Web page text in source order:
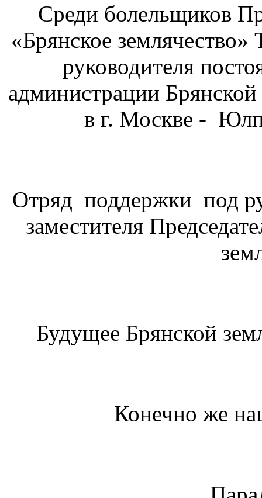
Среди болельщиков
«Брянское
руководителя
администрации
в г. Москве -
Отряд поддержки под
заместителя
Будущее Брянской
Конечно же